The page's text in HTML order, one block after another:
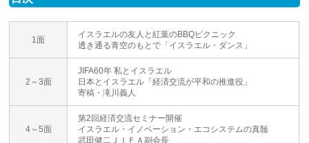
1面
イスラエルの友人と紅葉のBBQピクニック
透き通る青空のもとで「イスラエル・ダンス」
2～3面
JIFA60年 私とイスラエル
日本とイスラエル「経済交流が平和の推進役」
寄稿・滝川義人
4～5面
第2回経済交流セミナー開催
イスラエル・イノベーション・エコシステムの真髄
武田健二ＪＩＦＡ副会長